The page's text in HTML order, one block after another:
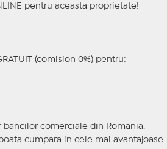
pentru aceasta proprietate!
(comision 0%) pentru:
comerciale din Romania.
cumpara in cele mai avantajoase